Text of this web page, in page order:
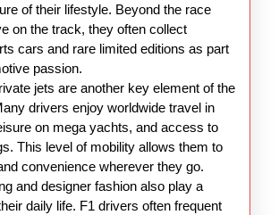
of their lifestyle. Beyond the race
on the track, they often collect
cars and rare limited editions as part
passion.
jets are another key element of the
drivers enjoy worldwide travel in
on mega yachts, and access to
This level of mobility allows them to
convenience wherever they go.
and designer fashion also play a
daily life. F1 drivers often frequent